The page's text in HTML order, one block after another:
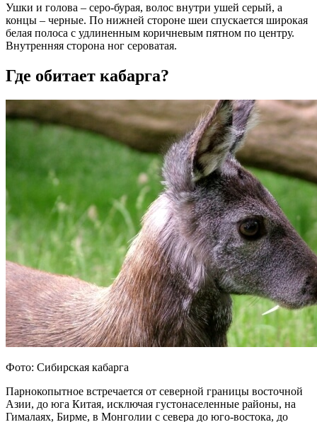
Ушки и голова – серо-бурая, волос внутри ушей серый, а
концы – черные. По нижней стороне шеи спускается широкая
белая полоса с удлиненным коричневым пятном по центру.
Внутренняя сторона ног сероватая.
Где обитает кабарга?
Фото: Сибирская кабарга
Парнокопытное встречается от северной границы восточной
Азии, до юга Китая, исключая густонаселенные районы, на
Гималаях, Бирме, в Монголии с севера до юго-востока, до